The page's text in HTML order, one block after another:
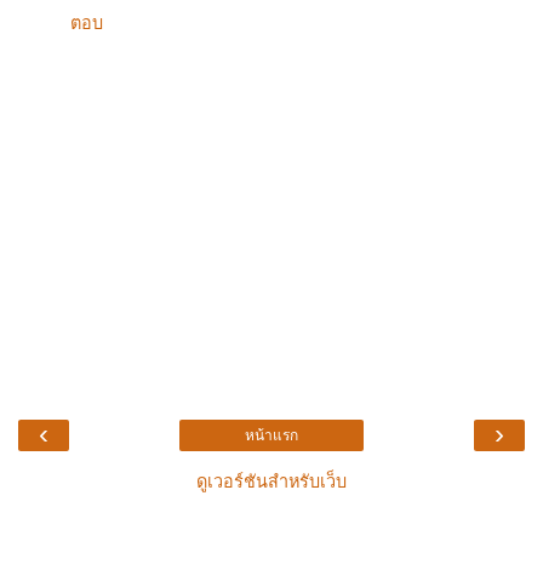
ตอบ
‹ ›
หน้าแรก
ดูเวอร์ชันสำหรับเว็บ